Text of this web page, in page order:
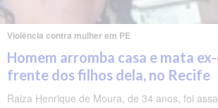
Violência contra mulher em PE
Homem arromba casa e mata
frente dos filhos dela, no Recife
Raiza Henrique de Moura, de 34 anos, foi